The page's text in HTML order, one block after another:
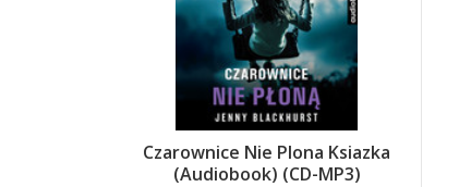
Czarownice Nie Plona Ksiazka
(audiobook) (CD-MP3)